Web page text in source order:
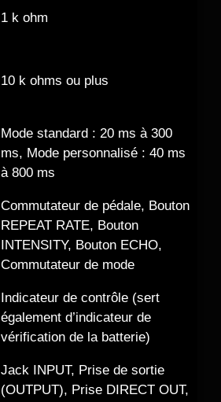
1 k ohm
10 k ohms ou plus
Mode standard : 20 ms à 300
ms, Mode personnalisé : 40 ms
à 800 ms
Commutateur de pédale, Bouton
REPEAT RATE, Bouton
INTENSITY, Bouton ECHO,
Commutateur de mode
Indicateur de contrôle (sert
également d’indicateur de
vérification de la batterie)
Jack INPUT, Prise de sortie
(OUTPUT), Prise DIRECT OUT,